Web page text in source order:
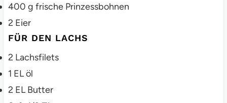
400 g frische Prinzessbohnen
2 Eier
FÜR DEN LACHS
2 Lachsfilets
1 EL öl
2 EL Butter